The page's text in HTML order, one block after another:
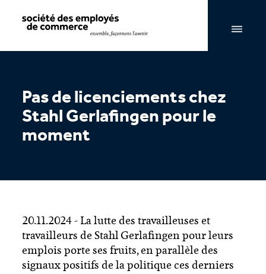
Pas de licenciements chez
Stahl Gerlafingen pour le
moment
20.11.2024 - La lutte des travailleuses et
travailleurs de Stahl Gerlafingen pour leurs
emplois porte ses fruits, en parallèle des
signaux positifs de la politique ces derniers